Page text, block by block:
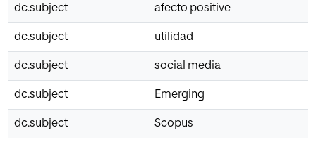
dc.subject afecto positive
dc.subject utilidad
dc.subject social media
dc.subject Emerging
dc.subject Scopus